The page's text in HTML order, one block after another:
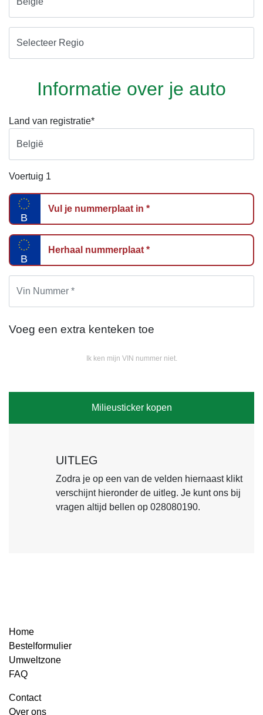
Informatie over je auto
Land van registratie*
Voertuig 1
B
B
Voeg een extra kenteken toe
Ik ken mijn VIN nummer niet.
Milieusticker kopen
UITLEG
Zodra je op een van de velden hiernaast klikt
verschijnt hieronder de uitleg. Je kunt ons bij
vragen altijd bellen op 028080190.
Home
Bestelformulier
Umweltzone
FAQ
Contact
Over ons